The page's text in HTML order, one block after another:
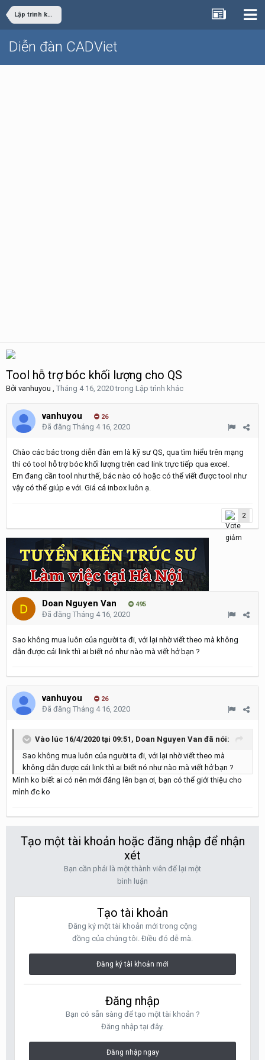
Lập trình khác
Diễn đàn CADViet
Tool hỗ trợ bóc khối lượng cho QS
Bởi vanhuyou , Tháng 4 16, 2020trong Lập trình khác
vanhuyou 26
Đã đăng Tháng 4 16, 2020
Chào các bác trong diễn đàn em là kỹ sư QS, qua tìm hiểu trên mạng
thì có tool hỗ trợ bóc khối lượng trên cad link trực tiếp qua excel.
Em đang cần tool như thế, bác nào có hoặc có thể viết được tool như
vậy có thể giúp e với. Giá cả inbox luôn ạ.
2
Doan Nguyen Van 495
Đã đăng Tháng 4 16, 2020
Sao không mua luôn của người ta đi, với lại nhờ viết theo mà không
dẫn được cái link thì ai biết nó như nào mà viết hở bạn ?
vanhuyou 26
Đã đăng Tháng 4 16, 2020
Vào lúc 16/4/2020 tại 09:51, Doan Nguyen Van đã nói:
Sao không mua luôn của người ta đi, với lại nhờ viết theo mà
không dẫn được cái link thì ai biết nó như nào mà viết hở bạn ?
Mình ko biết ai có nên mới đăng lên bạn ơi, bạn có thể giới thiệu cho
mình đc ko
Tạo một tài khoản hoặc đăng nhập để nhận
xét
Bạn cần phải là một thành viên để lại một
bình luận
Tạo tài khoản
Đăng ký một tài khoản mới trong cộng
đồng của chúng tôi. Điều đó dễ mà.
Đăng ký tài khoản mới
Đăng nhập
Bạn có sẵn sàng để tạo một tài khoản ?
Đăng nhập tại đây.
Đăng nhập ngay